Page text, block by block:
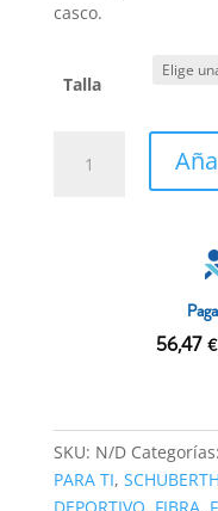
casco.
Talla
Schuberth
56,47 €
SKU: N/D Categorías:
PARA TI, SCHUBERTH